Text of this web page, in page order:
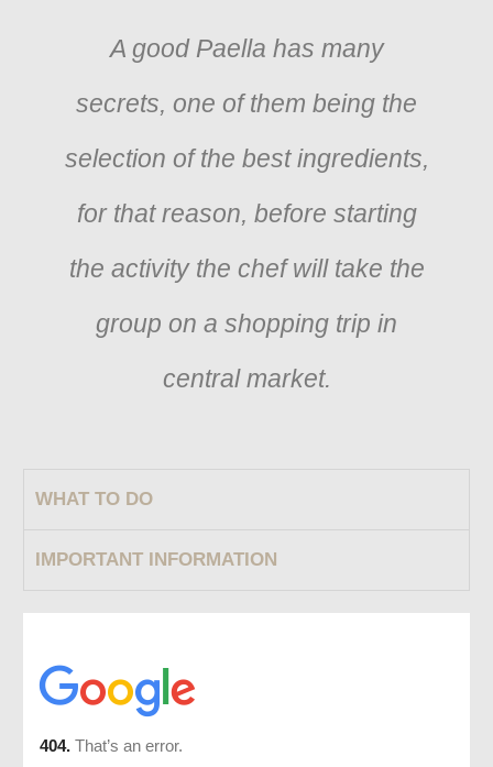
A good Paella has many
secrets, one of them being the
selection of the best ingredients,
for that reason, before starting
the activity the chef will take the
group on a shopping trip in
central market.
WHAT TO DO
IMPORTANT INFORMATION